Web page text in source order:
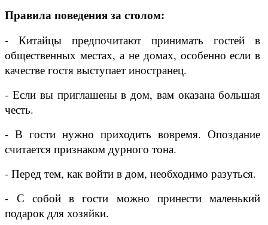
Правила поведения за столом:
- Китайцы предпочитают принимать гостей в
общественных местах, а не домах, особенно если в
качестве гостя выступает иностранец.
- Если вы приглашены в дом, вам оказана большая
честь.
- В гости нужно приходить вовремя. Опоздание
считается признаком дурного тона.
- Перед тем, как войти в дом, необходимо разуться.
- С собой в гости можно принести маленький
подарок для хозяйки.